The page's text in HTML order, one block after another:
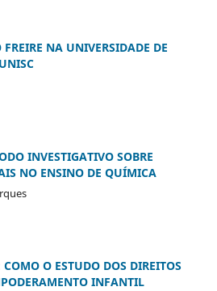
NA UNIVERSIDADE DE
INVESTIGATIVO SOBRE
NO ENSINO DE QUÍMICA
O ESTUDO DOS DIREITOS
INFANTIL